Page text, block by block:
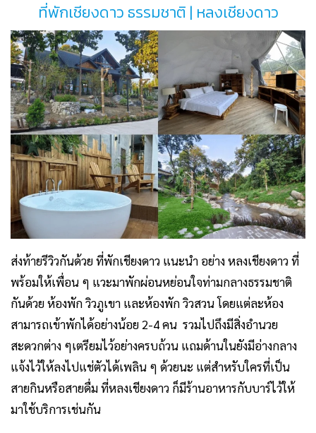
ที่พักเชียงดาว ธรรมชาติ | หลงเชียงดาว
ส่งท้ายรีวิวกันด้วยที่พักเชียงดาว แนะนำอย่าง หลงเชียงดาว ที่
พร้อมให้เพื่อน ๆ แวะมาพักผ่อนหย่อนใจท่ามกลางธรรมชาติ
กันด้วย ห้องพัก วิวภูเขา และห้องพัก วิวสวน โดยแต่ละห้อง
สามารถเข้าพักได้อย่างน้อย 2-4 คน รวมไปถึงมีสิ่งอำนวย
สะดวกต่าง ๆเตรียมไว้อย่างครบถ้วน แถมด้านในยังมีอ่างกลาง
แจ้งไว้ให้ลงไปแช่ตัวได้เพลิน ๆ ด้วยนะ แต่สำหรับใครที่เป็น
สายกินหรือสายดื่ม ที่หลงเชียงดาว ก็มีร้านอาหารกับบาร์ไว้ให้
มาใช้บริการเช่นกัน